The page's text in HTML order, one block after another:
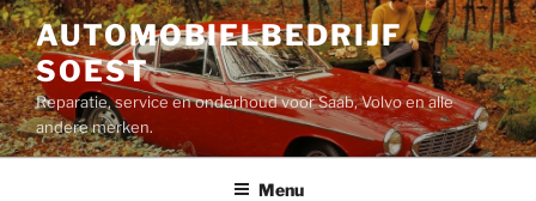
Ga
naar
de
inhoud
AUTOMOBIELBEDRIJF
SOEST
Reparatie, service en onderhoud voor Saab, Volvo en alle
andere merken.
Menu